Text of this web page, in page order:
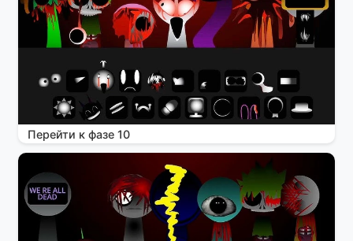
Перейти к фазе 10